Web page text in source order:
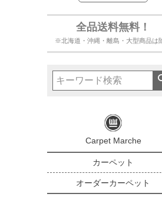
全品送料無料！
※北海道・沖縄・離島・大型商品は
Carpet Marche
カーペット
オーダーカーペット